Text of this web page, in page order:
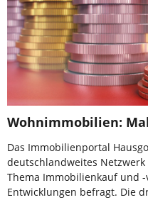
Wohnimmobilien:
Das Immobilienportal
deutschlandweites
Thema Immobilienkauf und
Entwicklungen befragt. Die